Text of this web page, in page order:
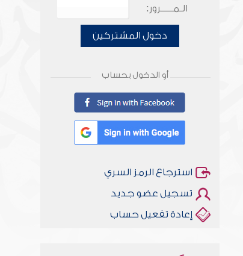
الـمـــــرور:
دخول المشتركين
أو الدخول بحساب
استرجاع الرمز السري
تسجيل عضو جديد
إعادة تفعيل حساب